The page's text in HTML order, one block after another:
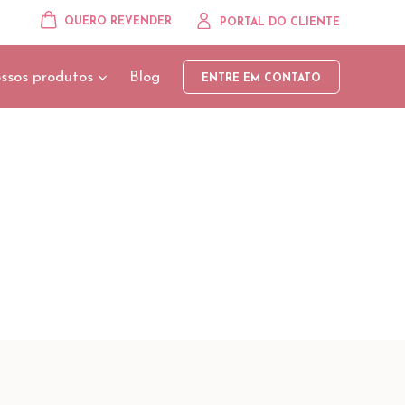
QUERO REVENDER PORTAL DO CLIENTE
produtos Blog ENTRE EM CONTATO